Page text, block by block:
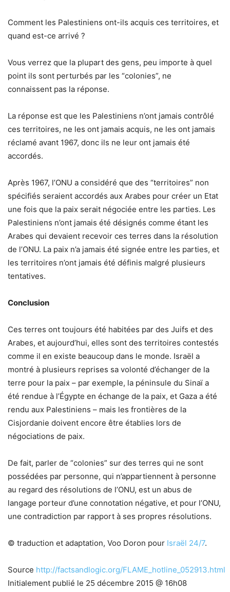
Comment les Palestiniens ont-ils acquis ces territoires, et
quand est-ce arrivé ?
Vous verrez que la plupart des gens, peu importe à quel
point ils sont perturbés par les “colonies”, ne
connaissent pas la réponse.
La réponse est que les Palestiniens n’ont jamais contrôlé
ces territoires, ne les ont jamais acquis, ne les ont jamais
réclamé avant 1967, donc ils ne leur ont jamais été
accordés.
Après 1967, l’ONU a considéré que des “territoires” non
spécifiés seraient accordés aux Arabes pour créer un Etat
une fois que la paix serait négociée entre les parties. Les
Palestiniens n’ont jamais été désignés comme étant les
Arabes qui devaient recevoir ces terres dans la résolution
de l’ONU. La paix n’a jamais été signée entre les parties, et
les territoires n’ont jamais été définis malgré plusieurs
tentatives.
Conclusion
Ces terres ont toujours été habitées par des Juifs et des
Arabes, et aujourd’hui, elles sont des territoires contestés
comme il en existe beaucoup dans le monde. Israël a
montré à plusieurs reprises sa volonté d’échanger de la
terre pour la paix – par exemple, la péninsule du Sinaï a
été rendue à l’Égypte en échange de la paix, et Gaza a été
rendu aux Palestiniens – mais les frontières de la
Cisjordanie doivent encore être établies lors de
négociations de paix.
De fait, parler de “colonies” sur des terres qui ne sont
possédées par personne, qui n’appartiennent à personne
au regard des résolutions de l’ONU, est un abus de
langage porteur d’une connotation négative, et pour l’ONU,
une contradiction par rapport à ses propres résolutions.
© traduction et adaptation, Voo Doron pour Israël 24/7.
Source http://factsandlogic.org/FLAME_hotline_052913.html
Initialement publié le 25 décembre 2015 @ 16h08